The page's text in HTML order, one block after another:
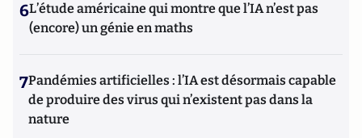
6L’étude américaine qui montre que l’IA n’est pas
(encore) un génie en maths
7Pandémies artificielles : l’IA est désormais capable
de produire des virus qui n’existent pas dans la
nature